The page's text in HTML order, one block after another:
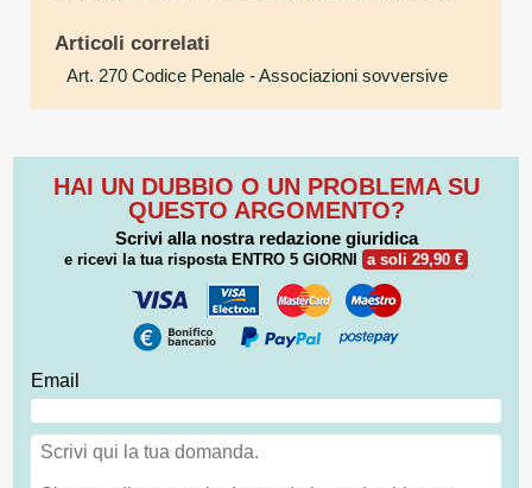
Articoli correlati
Art. 270 Codice Penale - Associazioni sovversive
HAI UN DUBBIO O UN PROBLEMA SU
QUESTO ARGOMENTO?
Scrivi alla nostra redazione giuridica
e ricevi la tua risposta ENTRO 5 GIORNI a soli 29,90 €
Email